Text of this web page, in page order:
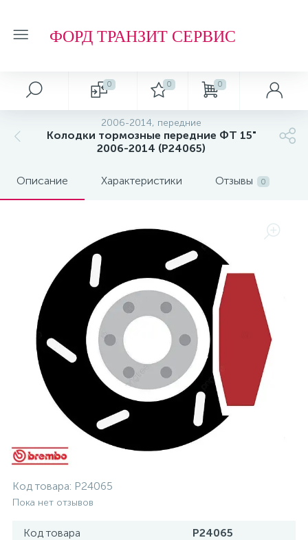
ФОРД ТРАНЗИТ СЕРВИС
0 0 0
2006-2014, передние
Колодки тормозные передние ФТ 15"
2006-2014 (P24065)
Описание Характеристики Отзывы 0
Код товара: P24065
Пока нет отзывов
Код товара
P24065